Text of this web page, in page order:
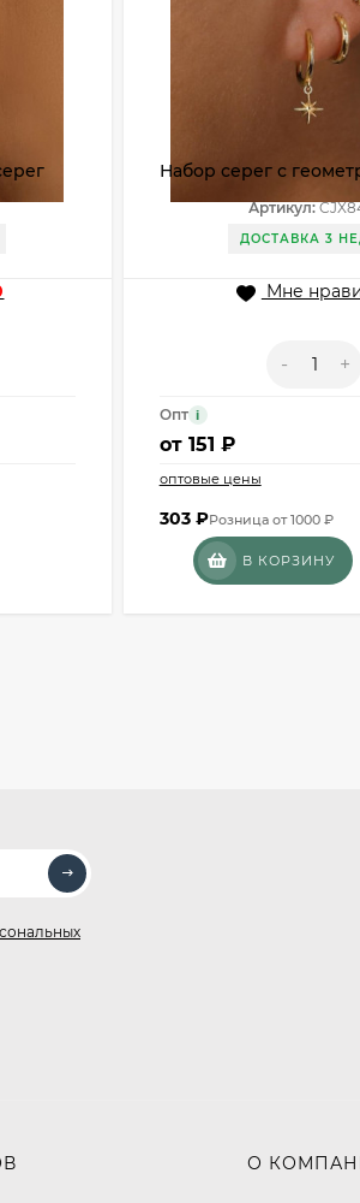
Набор серег с
Артикул:
ДОСТАВКА 3
Мне
- +
Опт i
от 151 ₽
оптовые цены
303 ₽Розница от 1000 ₽
В КОРЗИНУ
О